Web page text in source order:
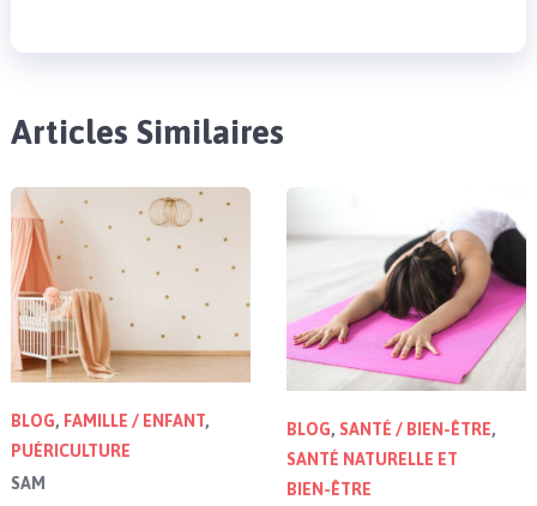
Articles Similaires
BLOG, FAMILLE / ENFANT,
PUÉRICULTURE
SAM
BLOG, SANTÉ / BIEN-ÊTRE,
SANTÉ NATURELLE ET
BIEN-ÊTRE